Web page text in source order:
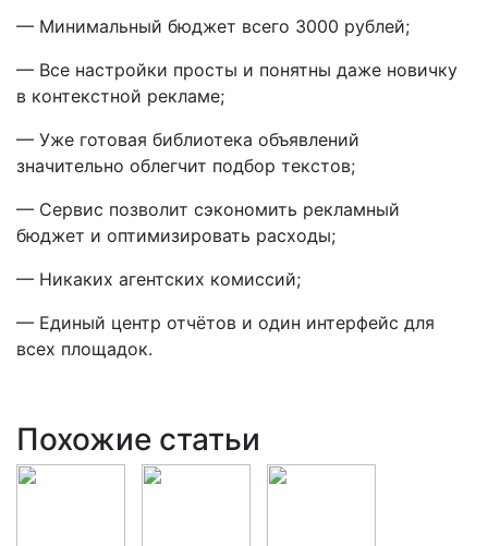
— Минимальный бюджет всего 3000 рублей;
— Все настройки просты и понятны даже новичку
в контекстной рекламе;
— Уже готовая библиотека объявлений
значительно облегчит подбор текстов;
— Сервис позволит сэкономить рекламный
бюджет и оптимизировать расходы;
— Никаких агентских комиссий;
— Единый центр отчётов и один интерфейс для
всех площадок.
Похожие статьи